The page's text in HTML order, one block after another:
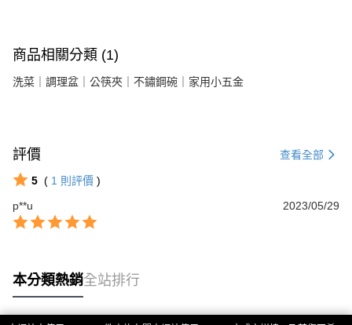
商品相關分類 (1)
洗菜｜調理盆｜公筷夾｜不鏽鋼碗｜家用小五金
評價 查看全部
5 ( 1 則評價 )
p**u
2023/05/29
本分類熱銷全站排行